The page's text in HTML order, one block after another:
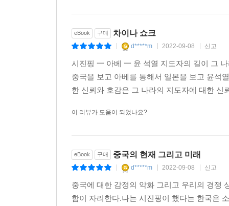
발발로 인해서 국제적인 고립과 외교적 위기를 자
나아가 시진핑은 덩샤오핑이 어렵게 구축한 이
노리고 있다. 도대체 시진핑 정권은 왜 그렇게까
지금, 결국 우리는 시진핑이란 인물을 정확하게
있는 시진핑의 사상적 기원과 시진핑 정권의 특수
인해 옌안 량자허의 농촌 마을에서 7년 동안
도시들의 행정가를 거쳐 ‘중앙정치의 스타’가
비상하던 시기와 일치한다. 그리고 바로 여기에
eBook 구매 차이나 쇼크
d*****m 2022-09-08 신고
시진핑 一 아베 一 윤 석열 지도자의 길이 그
중국을 보고 아베를 통해서 일본을 보고 윤석
한 신뢰와 호감은 그 나라의 지도자에 대한
이 리뷰가 도움이 되었나요?
eBook 구매 중국의 현재 그리고 미래
d*****m 2022-09-08 신고
중국에 대한 감정의 악화 그리고 우리의 경쟁
함이 자리한다.나는 시진핑이 했다는 한국은